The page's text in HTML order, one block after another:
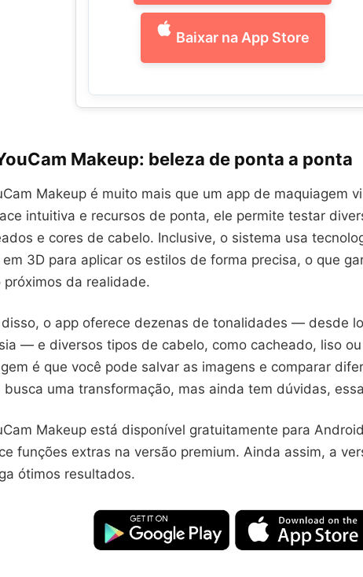
Baixar na App Store
Makeup: beleza de ponta a ponta
Makeup é muito mais que um app de maquiagem
intuitiva e recursos de ponta, ele permite testar
e cores de cabelo. Inclusive, o sistema usa
3D para aplicar os estilos de forma precisa, o que
próximos da realidade.
o app oferece dezenas de tonalidades — desde
— e diversos tipos de cabelo, como cacheado, liso
é que você pode salvar as imagens e comparar
busca uma transformação, mas ainda tem dúvidas,
Makeup está disponível gratuitamente para
funções extras na versão premium. Ainda assim, a
ótimos resultados.